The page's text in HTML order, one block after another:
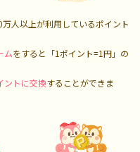
人以上が利用しているポイント
ムをすると「1ポイント=1円」の
ントに交換することができま